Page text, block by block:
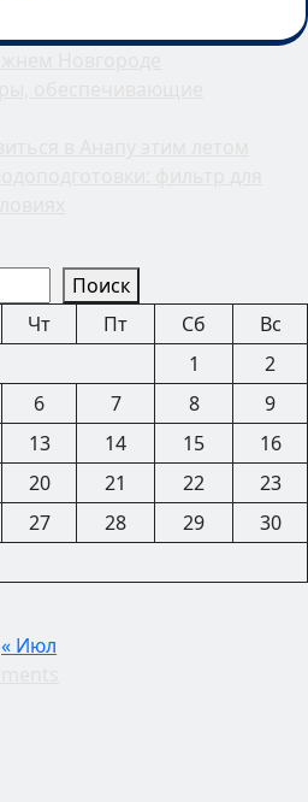
Поиск
Чт Пт Сб
Вс
1
2
6 7 8
9
13 14 15
16
20 21 22
23
27 28 29
30
« Июл